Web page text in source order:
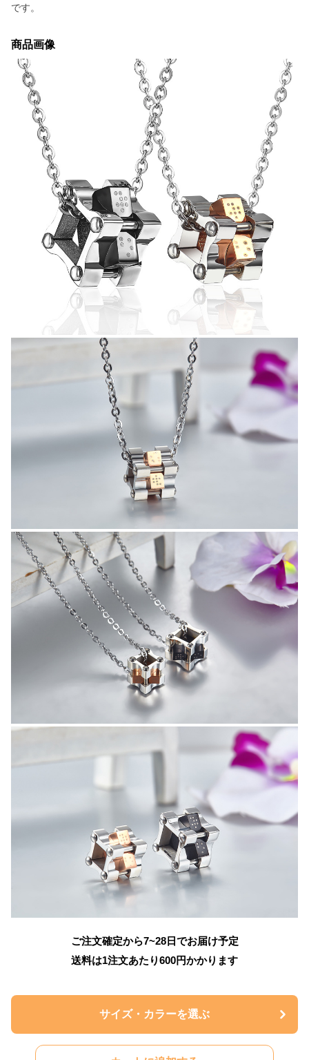
です。
商品画像
ご注文確定から7~28日でお届け予定
送料は1注文あたり600円かかります
サイズ・カラーを選ぶ